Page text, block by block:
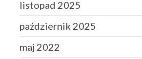
listopad 2025
październik 2025
maj 2022